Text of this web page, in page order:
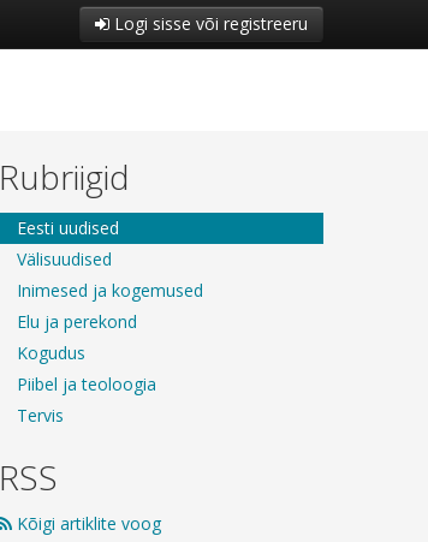
Logi sisse või registreeru
Rubriigid
Eesti uudised
Välisuudised
Inimesed ja kogemused
Elu ja perekond
Kogudus
Piibel ja teoloogia
Tervis
RSS
Kõigi artiklite voog